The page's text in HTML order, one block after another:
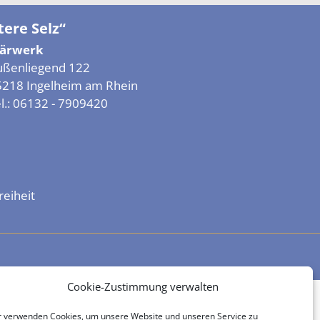
Cookie-Zustimmung verwalten
verwenden Cookies, um unsere Website und unseren Service zu
Selz“
122
Ingelheim am Rhein
06132 - 7909420